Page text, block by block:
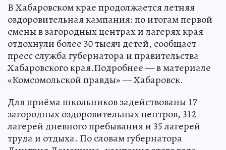
В Хабаровском крае продолжается летняя
оздоровительная кампания: по итогам первой
смены в загородных центрах и лагерях края
отдохнули более 30 тысяч детей, сообщает
пресс служба губернатора и правительства
Хабаровского края.Подробнее — в материале
«Комсомольской правды» — Хабаровск.
Для приёма школьников задействованы 17
загородных оздоровительных центров, 312
лагерей дневного пребывания и 35 лагерей
труда и отдыха. По словам губернатора